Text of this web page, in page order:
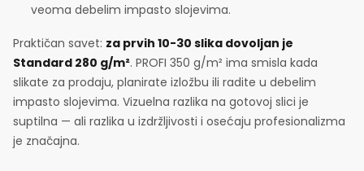
veoma debelim impasto slojevima.
Praktičan savet: za prvih 10-30 slika dovoljan je
Standard 280 g/m². PROFI 350 g/m² ima smisla kada
slikate za prodaju, planirate izložbu ili radite u debelim
impasto slojevima. Vizuelna razlika na gotovoj slici je
suptilna — ali razlika u izdržljivosti i osećaju profesionalizma
je značajna.